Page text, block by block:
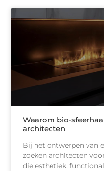
Waarom bio-
architecten
Bij het ontwerpen van
zoeken architecten
die esthetiek,